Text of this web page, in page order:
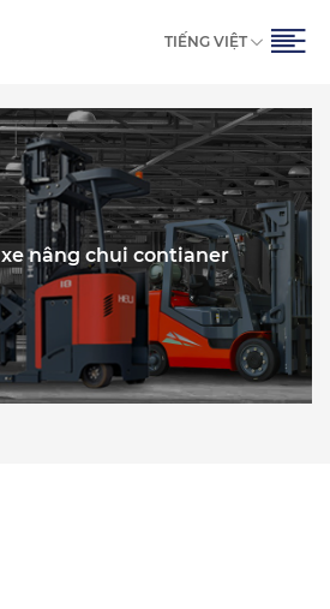
TIẾNG VIỆT
xe nâng chui contianer